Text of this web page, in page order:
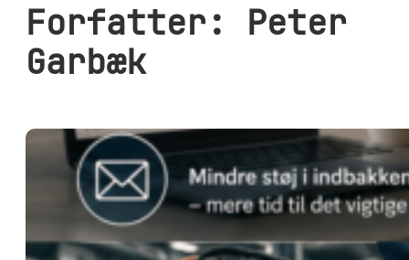
Forfatter: Peter
Garbæk